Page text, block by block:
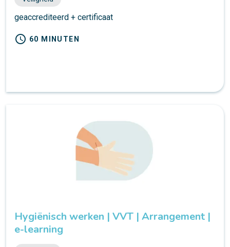
geaccrediteerd + certificaat
schedule 60 MINUTEN
Hygiënisch werken | VVT | Arrangement |
e-learning